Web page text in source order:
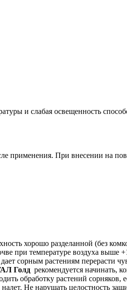
и слабая освещенность
применения. При внесении на
хорошо разделанной (без
при температуре воздуха выше
сорным растениям перерасти
Голд рекомендуется начинать,
обработку растений сорняков,
Не нарушать целостность